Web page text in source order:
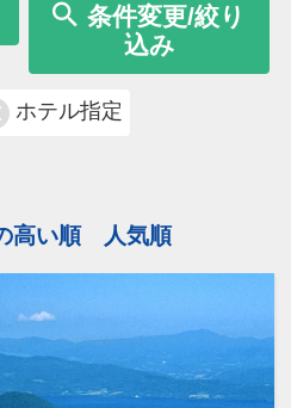
条件変更/絞り
込み
ホテル指定
高い順 人気順